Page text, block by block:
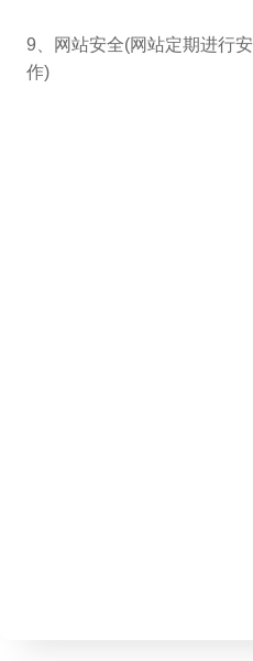
9、网站安全(网站定期进行
作)